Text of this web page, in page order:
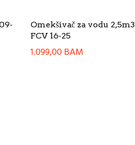
Omekšivač za vodu 2,5m3
FCV 16-25
1.099,00BAM